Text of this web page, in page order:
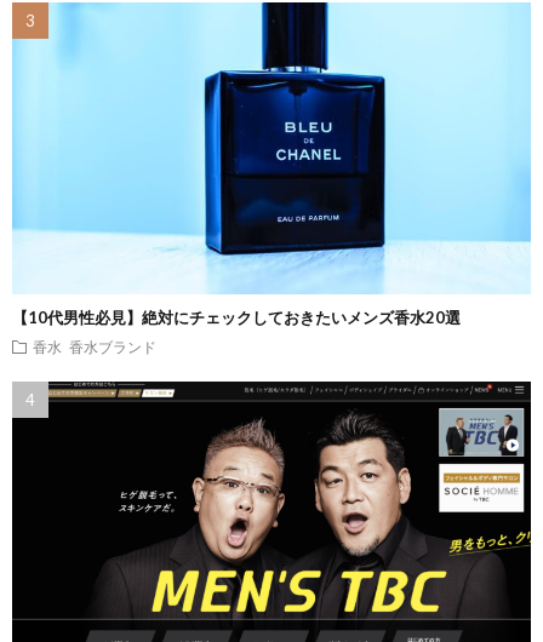
【10代男性必見】絶対にチェックしておきたいメンズ香水20選
香水 香水ブランド